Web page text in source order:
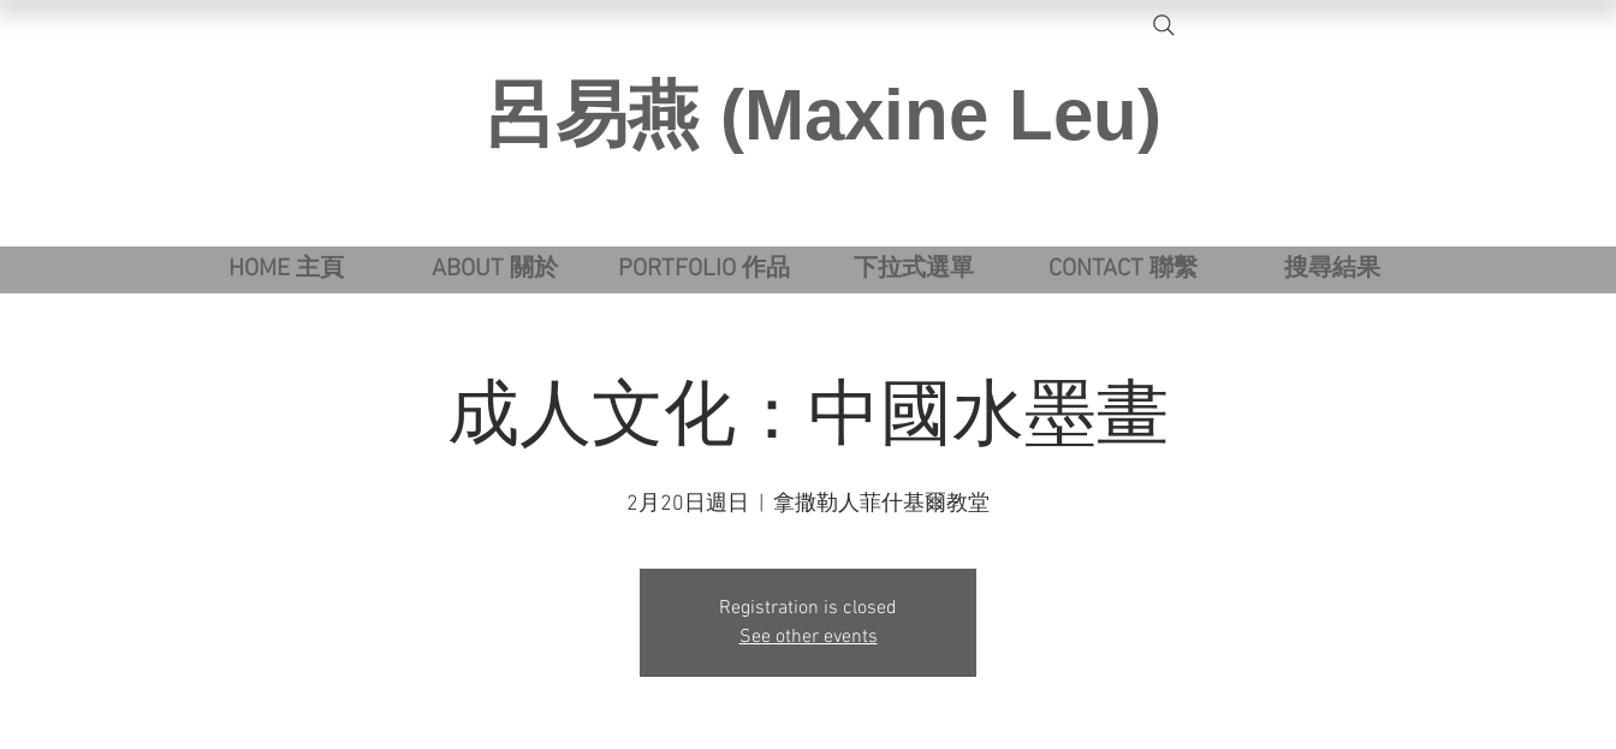
​呂易燕 (Maxine Leu)
HOME 主頁 ABOUT 關於 PORTFOLIO 作品 下拉式選單 CONTACT 聯繫 搜尋結果
成人文化：中國水墨畫
2月20日週日 拿撒勒人菲什基爾教堂
Registration is closed
See other events